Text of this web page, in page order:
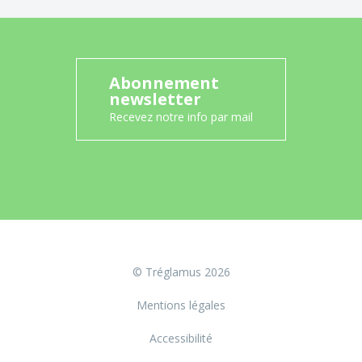
Abonnement
newsletter
Recevez notre info par mail
© Tréglamus 2026
Mentions légales
Accessibilité